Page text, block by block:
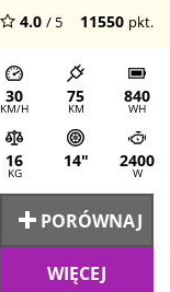
4.0 / 5 11550 pkt.
30
KM/H
75
KM
840
WH
16
KG
14" 2400
W
PORÓWNAJ
WIĘCEJ